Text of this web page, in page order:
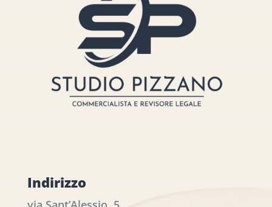
Indirizzo